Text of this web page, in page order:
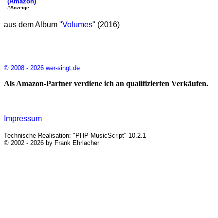
#Anzeige
aus dem Album "Volumes" (2016)
© 2008 - 2026 wer-singt.de
Als Amazon-Partner verdiene ich an qualifizierten Verkäufen.
Impressum
Technische Realisation: "PHP MusicScript" 10.2.1
© 2002 - 2026 by Frank Ehrlacher